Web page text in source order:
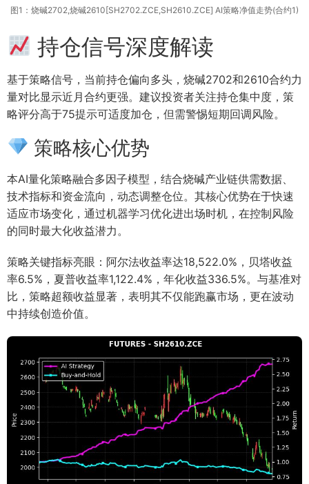
图1：烧碱2702,烧碱2610[SH2702.ZCE,SH2610.ZCE] AI策略净值走势(合约1)
持仓信号深度解读
基于策略信号，当前持仓偏向多头，烧碱2702和2610合约力
量对比显示近月合约更强。建议投资者关注持仓集中度，策
略评分高于75提示可适度加仓，但需警惕短期回调风险。
策略核心优势
本AI量化策略融合多因子模型，结合烧碱产业链供需数据、
技术指标和资金流向，动态调整仓位。其核心优势在于快速
适应市场变化，通过机器学习优化进出场时机，在控制风险
的同时最大化收益潜力。
策略关键指标亮眼：阿尔法收益率达18,522.0%，贝塔收益
率6.5%，夏普收益率1,122.4%，年化收益336.5%。与基准对
比，策略超额收益显著，表明其不仅能跑赢市场，更在波动
中持续创造价值。